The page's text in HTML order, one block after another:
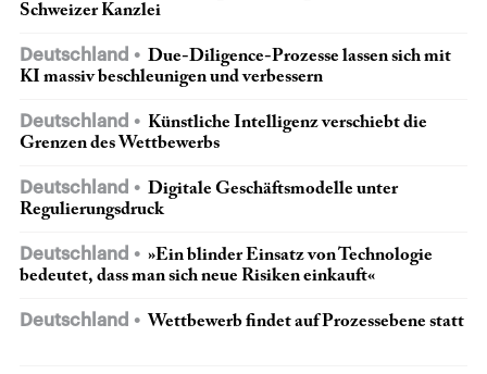
Schweizer Kanzlei
Deutschland
Due-Diligence-Prozesse lassen sich mit
KI massiv beschleunigen und verbessern
Deutschland
Künstliche Intelligenz verschiebt die
Grenzen des Wettbewerbs
Deutschland
Digitale Geschäftsmodelle unter
Regulierungsdruck
Deutschland
»Ein blinder Einsatz von Technologie
bedeutet, dass man sich neue Risiken einkauft«
Deutschland Wettbewerb findet auf Prozessebene statt